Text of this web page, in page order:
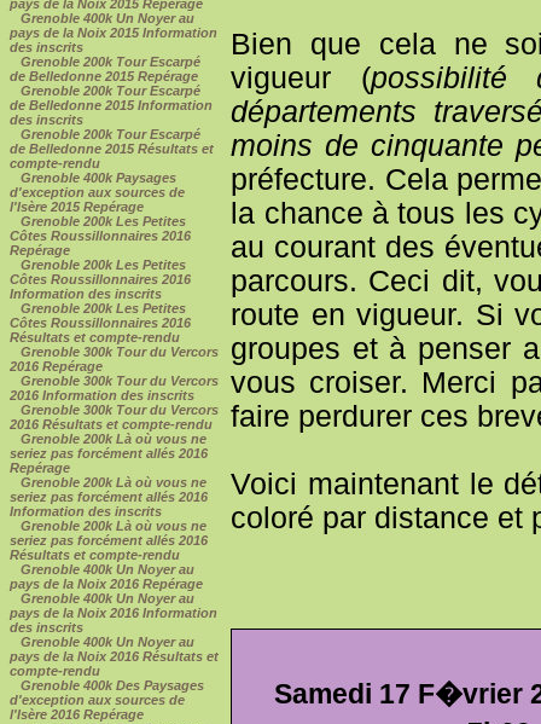
pays de la Noix 2015 Repérage
Grenoble 400k Un Noyer au
pays de la Noix 2015 Information
des inscrits
Grenoble 200k Tour Escarpé
de Belledonne 2015 Repérage
Grenoble 200k Tour Escarpé
de Belledonne 2015 Information
des inscrits
Grenoble 200k Tour Escarpé
de Belledonne 2015 Résultats et
compte-rendu
Grenoble 400k Paysages
d'exception aux sources de
l'Isère 2015 Repérage
Grenoble 200k Les Petites
Côtes Roussillonnaires 2016
Repérage
Grenoble 200k Les Petites
Côtes Roussillonnaires 2016
Information des inscrits
Grenoble 200k Les Petites
Côtes Roussillonnaires 2016
Résultats et compte-rendu
Grenoble 300k Tour du Vercors
2016 Repérage
Grenoble 300k Tour du Vercors
2016 Information des inscrits
Grenoble 300k Tour du Vercors
2016 Résultats et compte-rendu
Grenoble 200k Là où vous ne
seriez pas forcément allés 2016
Repérage
Grenoble 200k Là où vous ne
seriez pas forcément allés 2016
Information des inscrits
Grenoble 200k Là où vous ne
seriez pas forcément allés 2016
Résultats et compte-rendu
Grenoble 400k Un Noyer au
pays de la Noix 2016 Repérage
Grenoble 400k Un Noyer au
pays de la Noix 2016 Information
des inscrits
Grenoble 400k Un Noyer au
pays de la Noix 2016 Résultats et
compte-rendu
Grenoble 400k Des Paysages
d'exception aux sources de
l'Isère 2016 Repérage
Bien que cela ne
vigueur (
départements
moins de cinquante
préfecture. Cela
la chance à tous les
au courant des
parcours. Ceci dit,
route en vigueur. Si
groupes et à penser
vous croiser. Merci
faire perdurer ces
Voici maintenant le
coloré par distance et
Samedi 17 F�vrier